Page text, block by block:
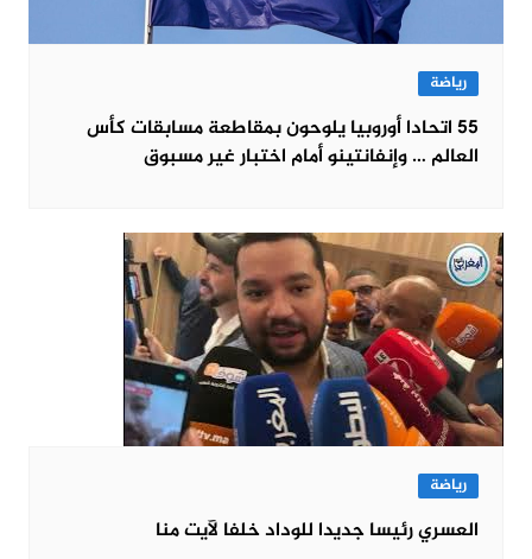
رياضة
55 اتحادا أوروبيا يلوحون بمقاطعة مسابقات كأس
العالم … وإنفانتينو أمام اختبار غير مسبوق
رياضة
العسري رئيسا جديدا للوداد خلفا لآيت منا